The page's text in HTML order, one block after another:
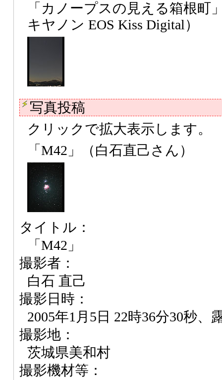
「カノープスの見える箱根町
キヤノン EOS Kiss Digital）
写真投稿
クリックで拡大表示します。
「M42」（白石直己さん）
タイトル：
「M42」
撮影者：
白石 直己
撮影日時：
2005年1月5日 22時36分30秒、
撮影地：
茨城県美和村
撮影機材等：